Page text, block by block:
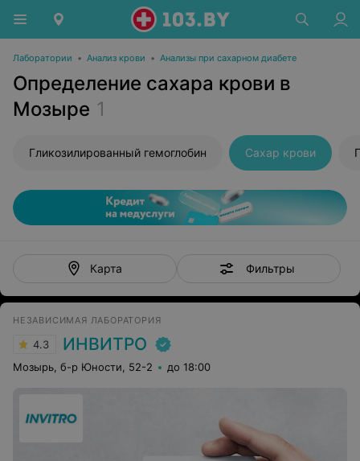
Лаборатории • Анализ крови • Анализы при сахарном диабете
Определение сахара крови в
Мозыре 1
Гликозилированный гемоглобин Сахар крови
Карта Фильтры
НЕЗАВИСИМАЯ ЛАБОРАТОРИЯ
4.3 ИНВИТРО
Мозырь, б-р Юности, 52-2 до 18:00